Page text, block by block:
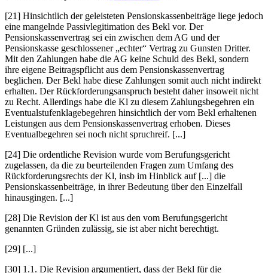
[21] Hinsichtlich der geleisteten Pensionskassenbeiträge liege jedoch
eine mangelnde Passivlegitimation des Bekl vor. Der
Pensionskassenvertrag sei ein zwischen dem AG und der
Pensionskasse geschlossener „echter“ Vertrag zu Gunsten Dritter.
Mit den Zahlungen habe die AG keine Schuld des Bekl, sondern
ihre eigene Beitragspflicht aus dem Pensionskassenvertrag
beglichen. Der Bekl habe diese Zahlungen somit auch nicht indirekt
erhalten. Der Rückforderungsanspruch besteht daher insoweit nicht
zu Recht. Allerdings habe die Kl zu diesem Zahlungsbegehren ein
Eventualstufenklagebegehren hinsichtlich der vom Bekl erhaltenen
Leistungen aus dem Pensionskassenvertrag erhoben. Dieses
Eventualbegehren sei noch nicht spruchreif. [...]
[24] Die ordentliche Revision wurde vom Berufungsgericht
zugelassen, da die zu beurteilenden Fragen zum Umfang des
Rückforderungsrechts der Kl, insb im Hinblick auf [...] die
Pensionskassenbeiträge, in ihrer Bedeutung über den Einzelfall
hinausgingen. [...]
[28] Die Revision der Kl ist aus den vom Berufungsgericht
genannten Gründen zulässig, sie ist aber nicht berechtigt.
[29] [...]
[30] 1.1. Die Revision argumentiert, dass der Bekl für die